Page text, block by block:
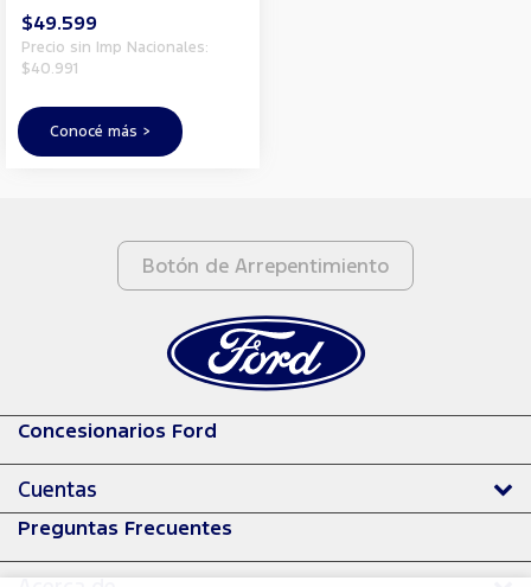
$49.599
Precio sin Imp Nacionales:
$40.991
Conocé más >
Botón de Arrepentimiento
Concesionarios Ford
Cuentas
Preguntas Frecuentes